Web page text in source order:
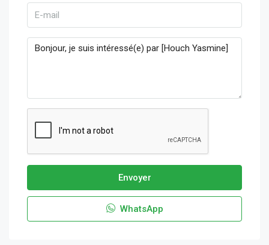
Envoyer
WhatsApp